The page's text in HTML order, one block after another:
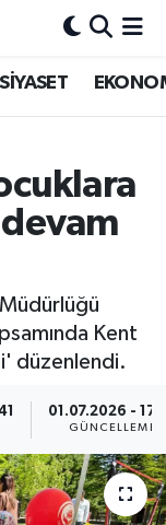
SİYASET
Kent
düzenlendi.
01.07.2026 -
GÜNCELLEME